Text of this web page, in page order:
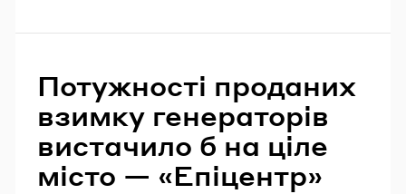
Потужності проданих
взимку генераторів
вистачило б на ціле
місто — «‎‎Епіцентр»